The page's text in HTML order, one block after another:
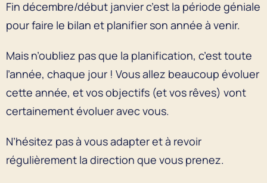
Fin décembre/début janvier c’est la période géniale
pour faire le bilan et planifier son année à venir.
Mais n’oubliez pas que la planification, c’est toute
l’année, chaque jour ! Vous allez beaucoup évoluer
cette année, et vos objectifs (et vos rêves) vont
certainement évoluer avec vous.
N’hésitez pas à vous adapter et à revoir
régulièrement la direction que vous prenez.